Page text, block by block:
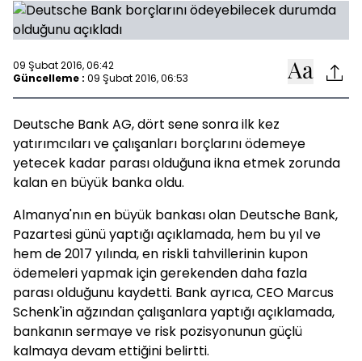
09 Şubat 2016, 06:42
Güncelleme : 09 Şubat 2016, 06:53
Deutsche Bank AG, dört sene sonra ilk kez
yatırımcıları ve çalışanları borçlarını ödemeye
yetecek kadar parası olduğuna ikna etmek zorunda
kalan en büyük banka oldu.
Almanya'nın en büyük bankası olan Deutsche Bank,
Pazartesi günü yaptığı açıklamada, hem bu yıl ve
hem de 2017 yılında, en riskli tahvillerinin kupon
ödemeleri yapmak için gerekenden daha fazla
parası olduğunu kaydetti. Bank ayrıca, CEO Marcus
Schenk'in ağzından çalışanlara yaptığı açıklamada,
bankanın sermaye ve risk pozisyonunun güçlü
kalmaya devam ettiğini belirtti.